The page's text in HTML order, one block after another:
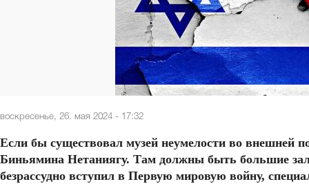
воскресенье, 26. мая 2024 - 17:32
Если бы существовал музей неумелости во внешней
Биньямина Нетаниягу. Там должны быть большие
безрассудно вступил в Первую мировую войну,